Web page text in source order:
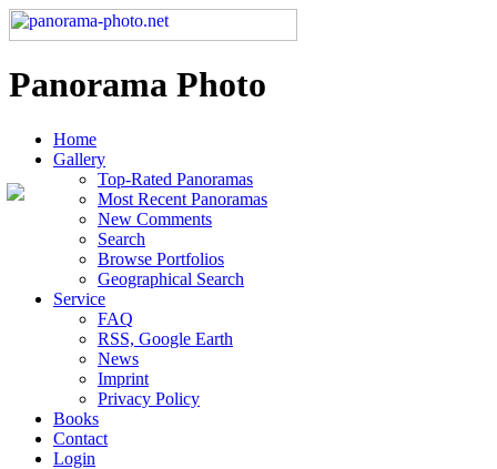
Panorama Photo
Home
Gallery
Top-Rated Panoramas
Most Recent Panoramas
New Comments
Search
Browse Portfolios
Geographical Search
Service
FAQ
RSS, Google Earth
News
Imprint
Privacy Policy
Books
Contact
Login